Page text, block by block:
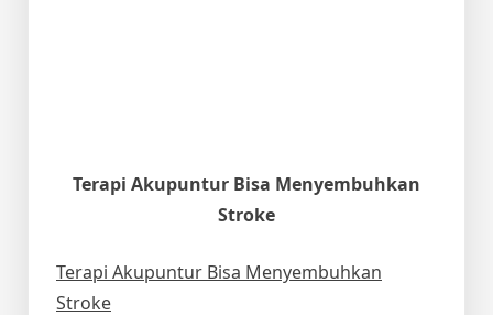
Terapi Akupuntur Bisa Menyembuhkan
Stroke
Terapi Akupuntur Bisa Menyembuhkan
Stroke